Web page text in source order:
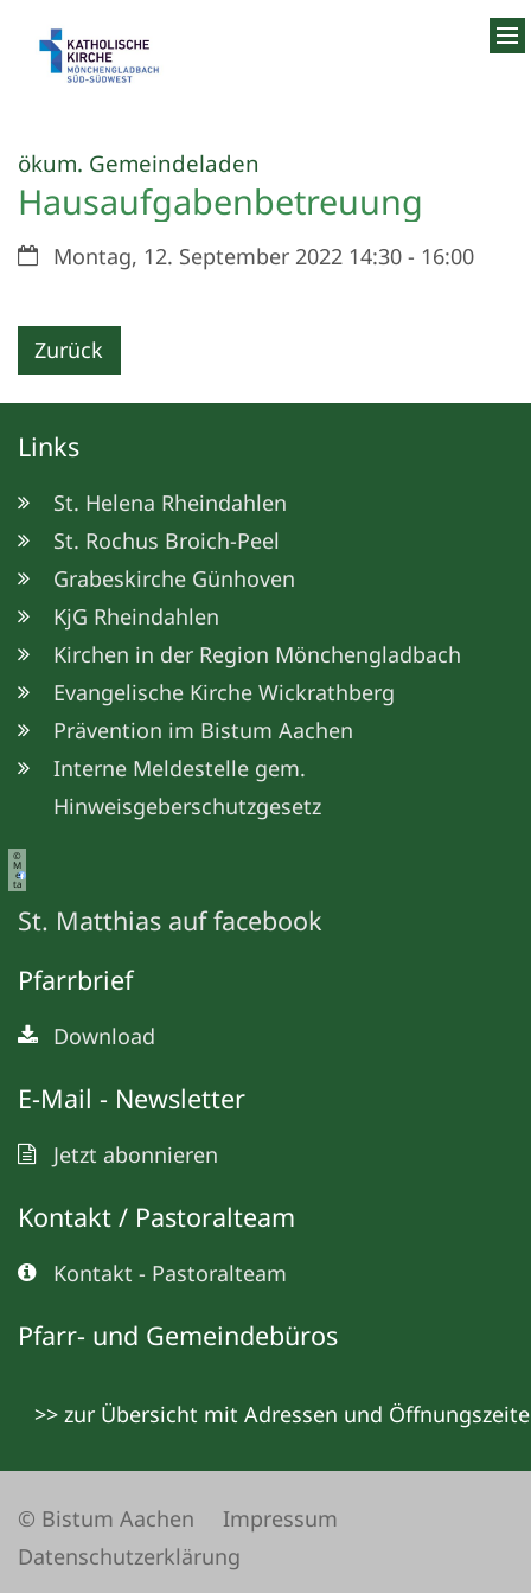
ökum. Gemeindeladen
Hausaufgabenbetreuung
Datum:Montag, 12. September 2022 14:30 - 16:00
Zurück
Links
St. Helena Rheindahlen
St. Rochus Broich-Peel
Grabeskirche Günhoven
KjG Rheindahlen
Kirchen in der Region Mönchengladbach
Evangelische Kirche Wickrathberg
Prävention im Bistum Aachen
Interne Meldestelle gem.
Hinweisgeberschutzgesetz
©
M
e
ta
St. Matthias auf facebook
Pfarrbrief
Download
E-Mail - Newsletter
Jetzt abonnieren
Kontakt / Pastoralteam
Kontakt - Pastoralteam
Pfarr- und Gemeindebüros
>> zur Übersicht mit Adressen und
© Bistum Aachen
Impressum
Datenschutzerklärung